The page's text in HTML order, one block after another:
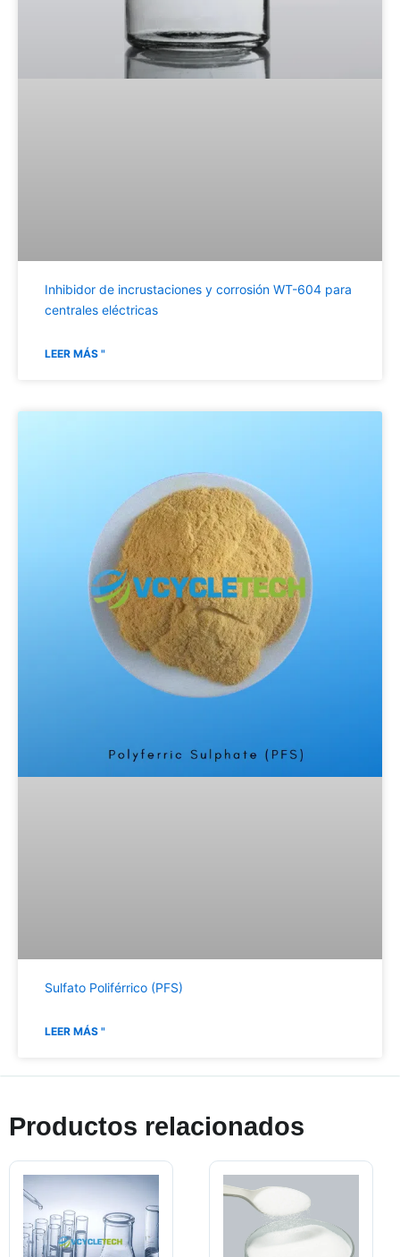
Inhibidor de incrustaciones y corrosión WT-604 para
centrales eléctricas
LEER MÁS "
Sulfato Poliférrico (PFS)
LEER MÁS "
Productos relacionados